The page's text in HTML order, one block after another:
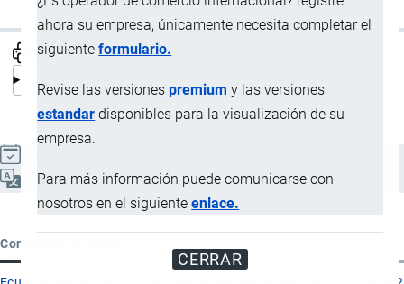
ahora su empresa, únicamente necesita completar el
siguienteformulario.
Revise las versionespremium y las versiones
estandar disponibles para la visualización de su
empresa.
Para más información puede comunicarse con
nosotros en el siguienteenlace.
CERRAR
Español
Contenido reciente